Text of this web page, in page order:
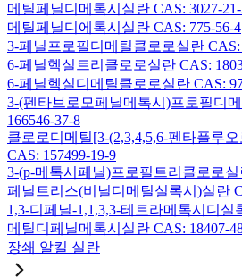
메틸페닐디메톡시실란 CAS: 3027-
메틸페닐디에톡시실란 CAS: 775-56-4
3-페닐프로필디메틸클로로실란 CAS:
6-페닐헥실트리클로로실란 CAS:
6-페닐헥실디메틸클로로실란 CAS:
3-(펜타브로모페닐메톡시)프로필디
166546-37-8
클로로디메틸[3-(2,3,4,5,6-펜타플루
CAS: 157499-19-9
3-(p-메톡시페닐)프로필트리클로로실
페닐트리스(비닐디메틸실록시)실란
1,3-디페닐-1,1,3,3-테트라메톡시디실
메틸디페닐메톡시실란 CAS: 18407-
장쇄 알킬 실란